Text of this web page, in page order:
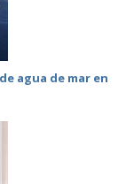
agua de mar en